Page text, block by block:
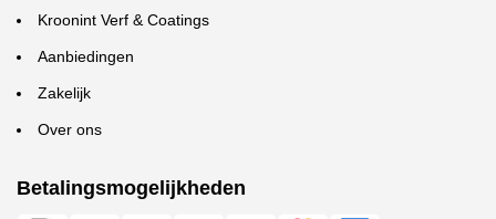
Kroonint Verf & Coatings
Aanbiedingen
Zakelijk
Over ons
Betalingsmogelijkheden